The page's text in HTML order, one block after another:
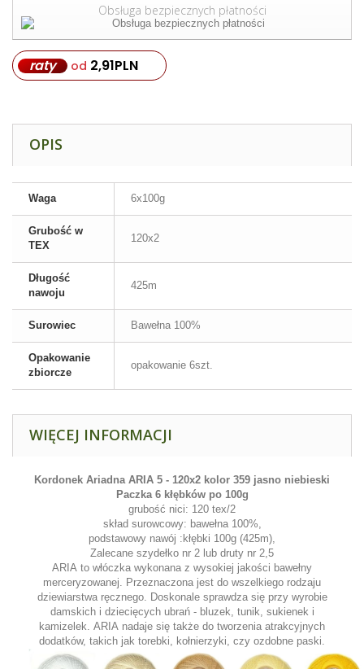
Obsługa bezpiecznych płatności
raty od 2,91PLN
OPIS
Waga 6x100g
Grubość w
TEX
120x2
Długość
nawoju
425m
Surowiec Bawełna 100%
Opakowanie
zbiorcze
opakowanie 6szt.
WIĘCEJ INFORMACJI
Kordonek Ariadna ARIA 5 - 120x2 kolor 359 jasno niebieski
Paczka 6 kłębków po 100g
grubość nici: 120 tex/2
skład surowcowy: bawełna 100%,
podstawowy nawój :kłębki 100g (425m),
Zalecane szydełko nr 2 lub druty nr 2,5
ARIA to włóczka wykonana z wysokiej jakości bawełny
merceryzowanej. Przeznaczona jest do wszelkiego rodzaju
dziewiarstwa ręcznego. Doskonale sprawdza się przy wyrobie
damskich i dziecięcych ubrań - bluzek, tunik, sukienek i
kamizelek. ARIA nadaje się także do tworzenia atrakcyjnych
dodatków, takich jak torebki, kołnierzyki, czy ozdobne paski.